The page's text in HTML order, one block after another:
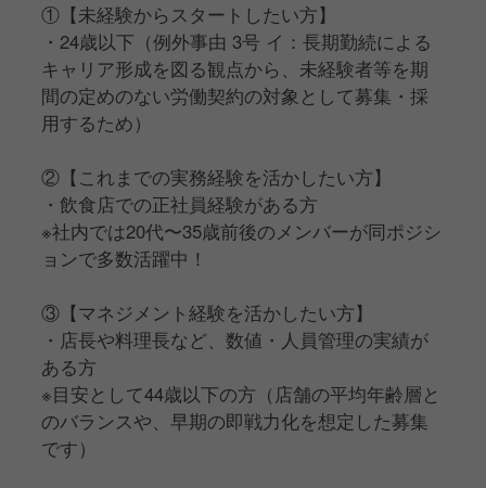
①【未経験からスタートしたい方】
・24歳以下（例外事由 3号 イ：長期勤続による
キャリア形成を図る観点から、未経験者等を期
間の定めのない労働契約の対象として募集・採
用するため）
②【これまでの実務経験を活かしたい方】
・飲食店での正社員経験がある方
※社内では20代〜35歳前後のメンバーが同ポジシ
ョンで多数活躍中！
③【マネジメント経験を活かしたい方】
・店長や料理長など、数値・人員管理の実績が
ある方
※目安として44歳以下の方（店舗の平均年齢層と
のバランスや、早期の即戦力化を想定した募集
です）